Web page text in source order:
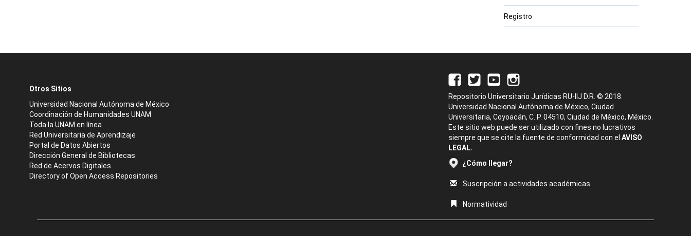
Registro
Otros Sitios
Universidad Nacional Autónoma de México
Coordinación de Humanidades UNAM
Toda la UNAM en línea
Red Universitaria de Aprendizaje
Portal de Datos Abiertos
Dirección General de Bibliotecas
Red de Acervos Digitales
Directory of Open Access Repositories
Repositorio Universitario Jurídicas RU-IIJ D.R. © 2018.
Universidad Nacional Autónoma de México, Ciudad
Universitaria, Coyoacán, C. P. 04510, Ciudad de México, México.
Este sitio web puede ser utilizado con fines no lucrativos
siempre que se cite la fuente de conformidad con el AVISO
LEGAL.
¿Cómo llegar?
Suscripción a actividades académicas
Normatividad